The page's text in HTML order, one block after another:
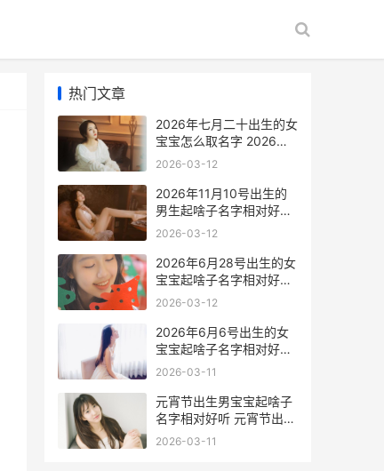
热门文章
2026年七月二十出生的女
宝宝怎么取名字 2026年
七月二十八出生是什么命
2026-03-12
2026年11月10号出生的
男生起啥子名字相对好
2026年11月10号是星期
2026-03-12
2026年6月28号出生的女
宝宝起啥子名字相对好
2026年6月28日是农历多
2026-03-12
2026年6月6号出生的女
宝宝起啥子名字相对好
2026年6月6号出生的人
2026-03-11
元宵节出生男宝宝起啥子
名字相对好听 元宵节出生
的男宝宝
2026-03-11